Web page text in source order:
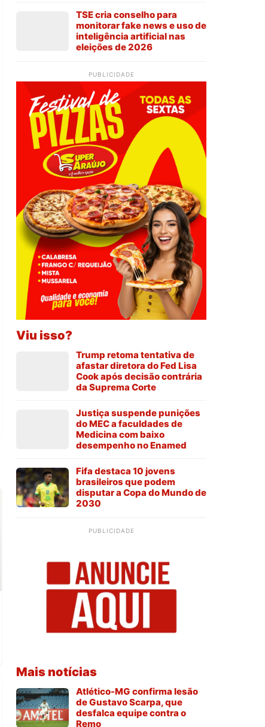
TSE cria conselho para
monitorar fake news e uso de
inteligência artificial nas
eleições de 2026
PUBLICIDADE
Viu isso?
Trump retoma tentativa de
afastar diretora do Fed Lisa
Cook após decisão contrária
da Suprema Corte
Justiça suspende punições
do MEC a faculdades de
Medicina com baixo
desempenho no Enamed
Fifa destaca 10 jovens
brasileiros que podem
disputar a Copa do Mundo de
2030
PUBLICIDADE
Mais notícias
Atlético-MG confirma lesão
de Gustavo Scarpa, que
desfalca equipe contra o
Remo